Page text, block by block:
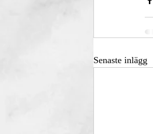
Senaste inlägg